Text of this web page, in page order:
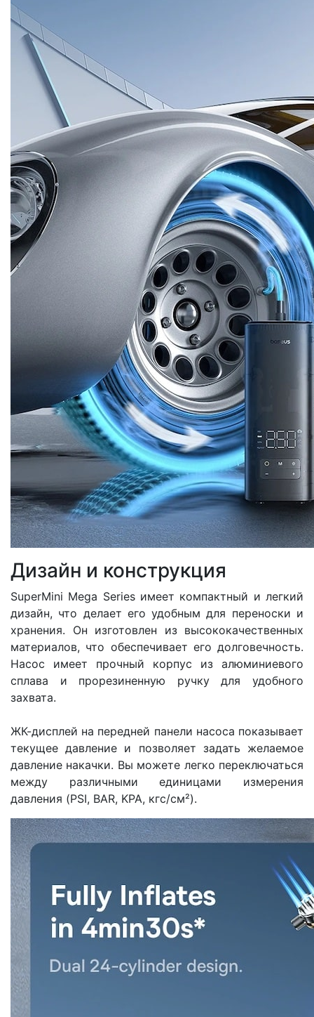
Дизайн и конструкция
SuperMini Mega Series имеет компактный и легкий
дизайн, что делает его удобным для переноски и
хранения. Он изготовлен из высококачественных
материалов, что обеспечивает его долговечность.
Насос имеет прочный корпус из алюминиевого
сплава и прорезиненную ручку для удобного
захвата.
ЖК-дисплей на передней панели насоса показывает
текущее давление и позволяет задать желаемое
давление накачки. Вы можете легко переключаться
между различными единицами измерения
давления (PSI, BAR, KPA, кгс/см²).